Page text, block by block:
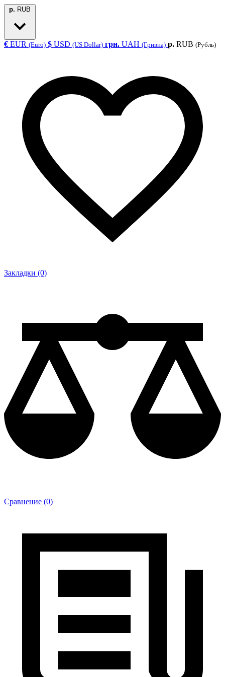
р. RUB
€ EUR (Euro) $ USD (US Dollar) грн. UAH (Гривна) р. RUB (Рубль)
Закладки (0)
Сравнение (0)